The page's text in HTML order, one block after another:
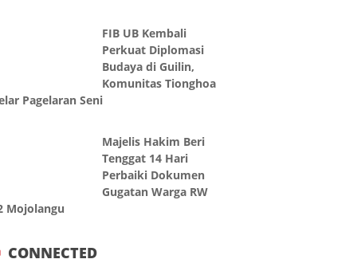
FIB UB Kembali
Perkuat Diplomasi
Budaya di Guilin,
Komunitas Tionghoa
Pagelaran Seni
Majelis Hakim Beri
Tenggat 14 Hari
Perbaiki Dokumen
Gugatan Warga RW
Mojolangu
CONNECTED